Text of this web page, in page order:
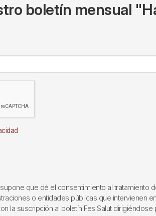
boletín mensual
que dé el consentimiento al
o entidades públicas que intervienen
la suscripción al boletín Fes Salut dirigiéndose